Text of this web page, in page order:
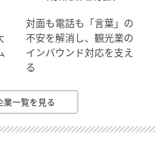
対面も電話も「言葉」の
不安を解消し、観光業の
インバウンド対応を支え
る
業一覧を見る